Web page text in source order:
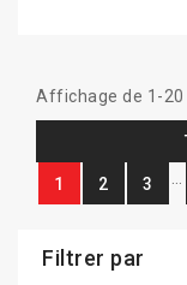
Affichage de 1-
1 2 3
Filtrer par